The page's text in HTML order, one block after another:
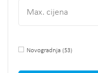
Novogradnja (53)